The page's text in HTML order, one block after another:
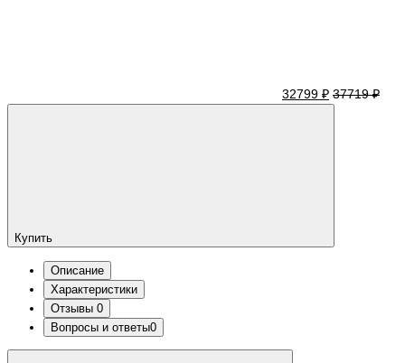
32799 ₽ 37719 ₽
Купить
Описание
Характеристики
Отзывы 0
Вопросы и ответы0